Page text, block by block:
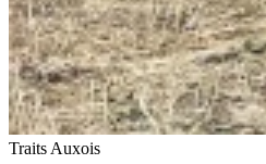
Traits Auxois